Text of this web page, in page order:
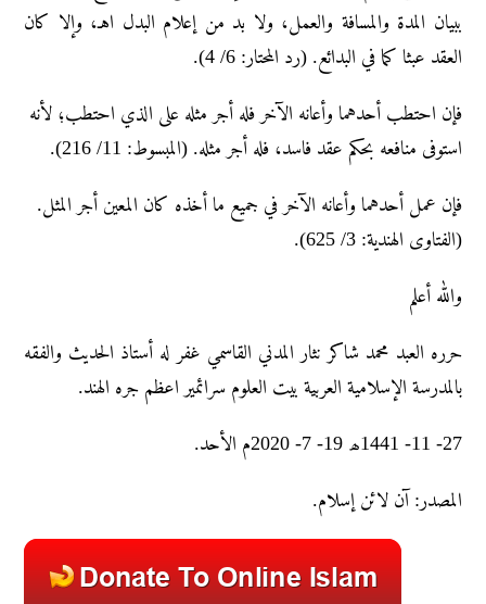
ببيان المدة والمسافة والعمل، ولا بد من إعلام البدل اهـ، وإلا كان
العقد عبثا كما في البدائع. (رد المحتار: 6/ 4).
فإن احتطب أحدهما وأعانه الآخر فله أجر مثله على الذي احتطب؛ لأنه
استوفى منافعه بحكم عقد فاسد، فله أجر مثله. (المبسوط: 11/ 216).
فإن عمل أحدهما وأعانه الآخر في جميع ما أخذه كان المعين أجر المثل.
(الفتاوى الهندية: 3/ 625).
والله أعلم
حرره العبد محمد شاکر نثار المدني القاسمي غفر له أستاذ الحديث والفقه
بالمدرسة الإسلامية العربية بيت العلوم سرائمير اعظم جره الهند.
27- 11- 1441ھ 19- 7- 2020م الأحد.
المصدر: آن لائن إسلام.